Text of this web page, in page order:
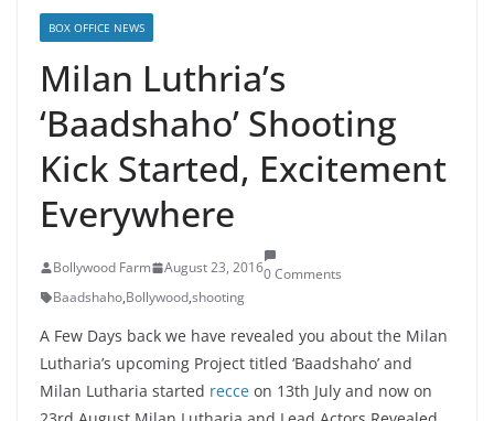
BOX OFFICE NEWS
Milan Luthria’s
‘Baadshaho’ Shooting
Kick Started, Excitement
Everywhere
Bollywood Farm August 23, 20160 Comments
Baadshaho,Bollywood,shooting
A Few Days back we have revealed you about the Milan
Lutharia’s upcoming Project titled ‘Baadshaho’ and
Milan Lutharia started recce on 13th July and now on